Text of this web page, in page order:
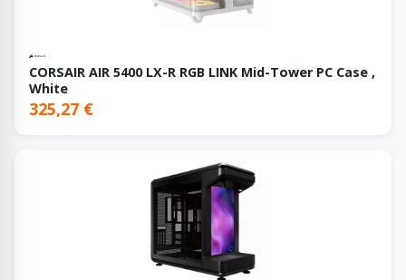
CORSAIR AIR 5400 LX-R RGB LINK Mid-Tower PC Case ,
White
325,27 €